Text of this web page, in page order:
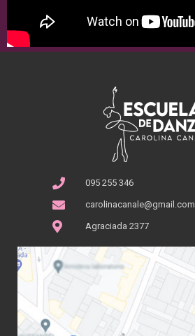
095 255 346
carolinacanale@gmail.com
Agraciada 2377